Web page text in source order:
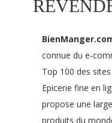
connue du e-
Top 100 des
Epicerie fine en
propose une
produits du